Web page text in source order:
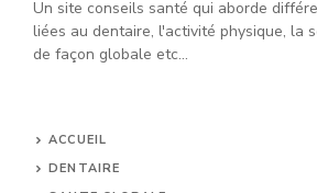
Un site conseils santé qui aborde
liées au dentaire, l'activité physique, la
de façon globale etc...
ACCUEIL
DENTAIRE